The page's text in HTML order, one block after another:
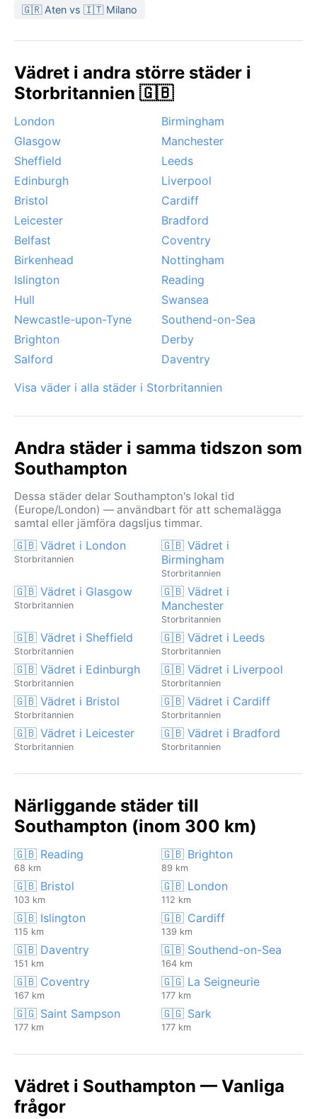
🇬🇷 Aten vs 🇮🇹 Milano
Vädret i andra större städer i
Storbritannien 🇬🇧
London
Birmingham
Glasgow
Manchester
Sheffield
Leeds
Edinburgh
Liverpool
Bristol
Cardiff
Leicester
Bradford
Belfast
Coventry
Birkenhead
Nottingham
Islington
Reading
Hull
Swansea
Newcastle-upon-Tyne
Southend-on-Sea
Brighton
Derby
Salford
Daventry
Visa väder i alla städer i Storbritannien
Andra städer i samma tidszon som
Southampton
Dessa städer delar Southampton's lokal tid
(Europe/London) — användbart för att schemalägga
samtal eller jämföra dagsljus timmar.
🇬🇧 Vädret i London
Storbritannien
🇬🇧 Vädret i
Birmingham
Storbritannien
🇬🇧 Vädret i Glasgow
Storbritannien
🇬🇧 Vädret i
Manchester
Storbritannien
🇬🇧 Vädret i Sheffield
Storbritannien
🇬🇧 Vädret i Leeds
Storbritannien
🇬🇧 Vädret i Edinburgh
Storbritannien
🇬🇧 Vädret i Liverpool
Storbritannien
🇬🇧 Vädret i Bristol
Storbritannien
🇬🇧 Vädret i Cardiff
Storbritannien
🇬🇧 Vädret i Leicester
Storbritannien
🇬🇧 Vädret i Bradford
Storbritannien
Närliggande städer till
Southampton (inom 300 km)
🇬🇧 Reading
68 km
🇬🇧 Brighton
89 km
🇬🇧 Bristol
103 km
🇬🇧 London
112 km
🇬🇧 Islington
115 km
🇬🇧 Cardiff
139 km
🇬🇧 Daventry
151 km
🇬🇧 Southend-on-Sea
164 km
🇬🇧 Coventry
167 km
🇬🇬 La Seigneurie
177 km
🇬🇬 Saint Sampson
177 km
🇬🇬 Sark
177 km
Vädret i Southampton — Vanliga
frågor